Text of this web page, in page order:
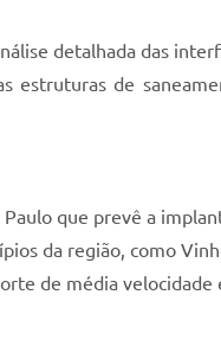
detalhada das
estruturas de
que prevê a
da região, como
de média